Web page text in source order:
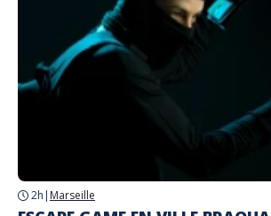
2h | Marseille